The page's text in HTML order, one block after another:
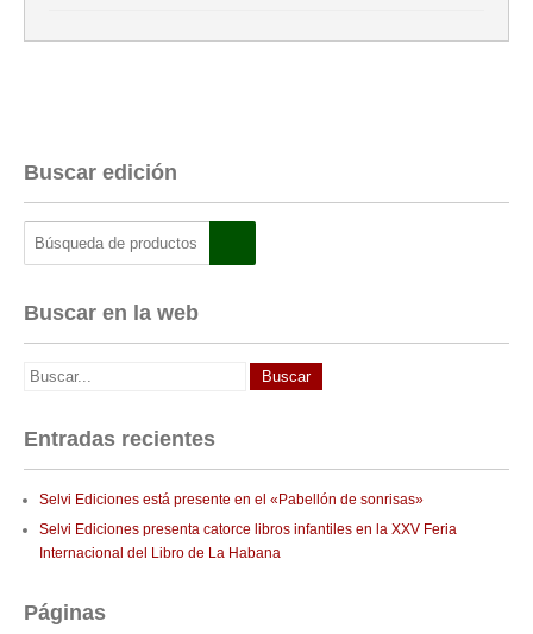
Buscar edición
Buscar en la web
Entradas recientes
Selvi Ediciones está presente en el «Pabellón de sonrisas»
Selvi Ediciones presenta catorce libros infantiles en la XXV Feria
Internacional del Libro de La Habana
Páginas